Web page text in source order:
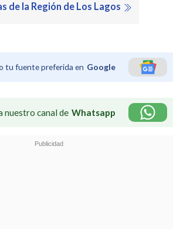
de la Región de Los Lagos
tu fuente preferida en Google
nuestro canal de Whatsapp